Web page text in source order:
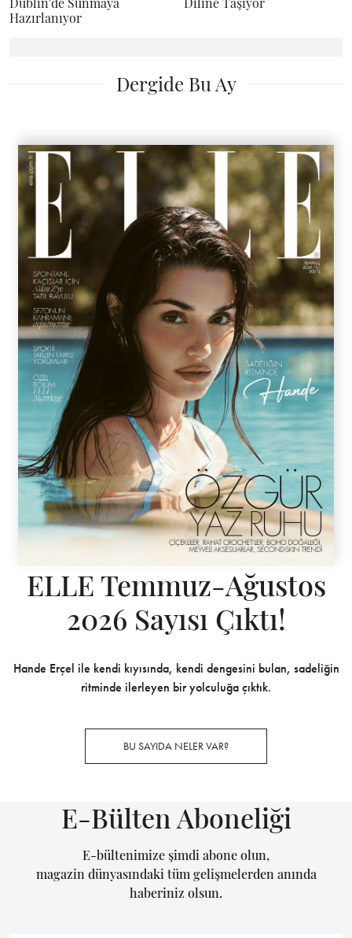
Hazırlanıyor
Dergide Bu Ay
ELLE Temmuz-Ağustos
2026 Sayısı Çıktı!
Hande Erçel ile kendi kıyısında, kendi dengesini bulan, sadeliğin
ritminde ilerleyen bir yolculuğa çıktık.
BU SAYIDA NELER VAR?
E-Bülten Aboneliği
E-bültenimize şimdi abone olun,
magazin dünyasındaki tüm gelişmelerden anında
haberiniz olsun.